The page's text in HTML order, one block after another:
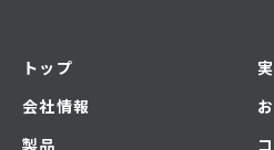
トップ
会社情報
製品